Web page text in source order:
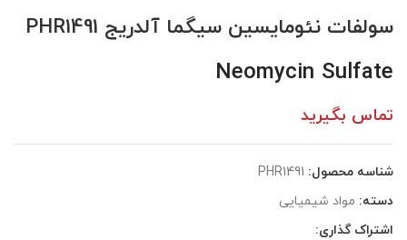
سولفات نئومایسین سیگما آلدریج PHR1491
Neomycin Sulfate
تماس بگیرید
شناسه محصول: PHR1491
دسته: مواد شیمیایی
اشتراک گذاری: